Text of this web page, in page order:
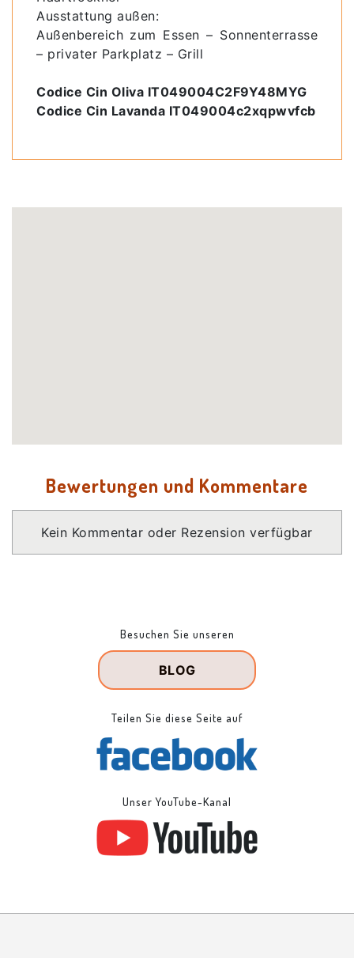
Ausstattung außen:
Außenbereich zum Essen – Sonnenterrasse
– privater Parkplatz – Grill
Codice Cin Oliva IT049004C2F9Y48MYG
Codice Cin Lavanda IT049004c2xqpwvfcb
Bewertungen und Kommentare
Kein Kommentar oder Rezension verfügbar
Besuchen Sie unseren
BLOG
Teilen Sie diese Seite auf
Unser YouTube-Kanal